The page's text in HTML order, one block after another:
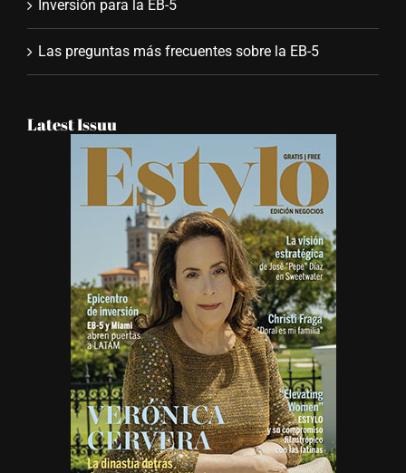
Inversión para la EB-5
Las preguntas más frecuentes sobre la EB-5
Latest Issuu